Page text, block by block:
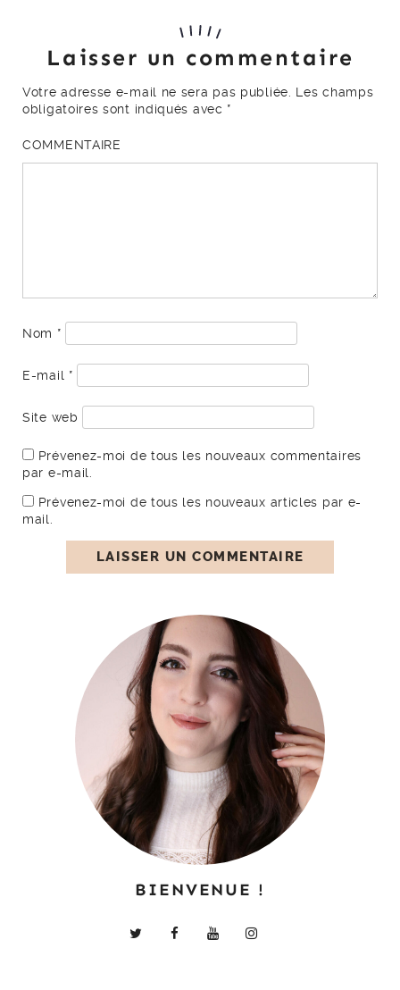
Laisser un commentaire
Votre adresse e-mail ne sera pas publiée.
Les champs
obligatoires sont indiqués avec *
COMMENTAIRE
Nom *
E-mail *
Site web
Prévenez-moi de tous les nouveaux commentaires
par e-mail.
Prévenez-moi de tous les nouveaux articles par e-
mail.
BIENVENUE !